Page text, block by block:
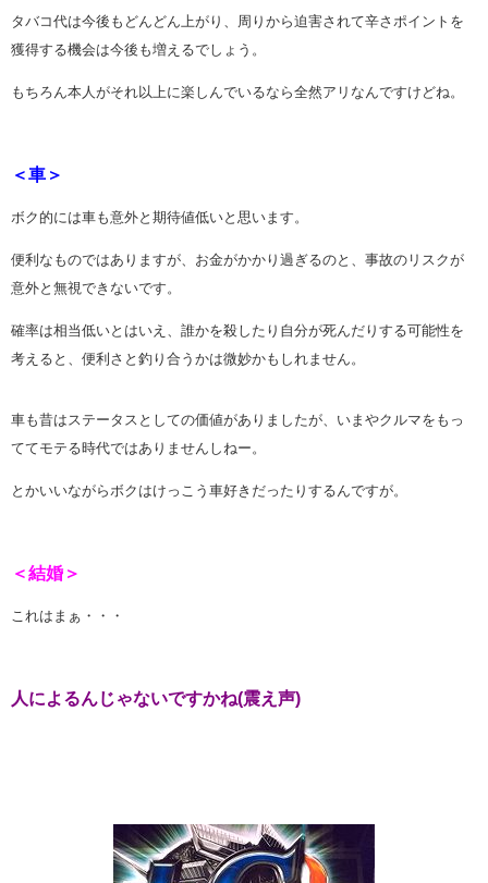
タバコ代は今後もどんどん上がり、周りから迫害されて辛さポイントを
獲得する機会は今後も増えるでしょう。
もちろん本人がそれ以上に楽しんでいるなら全然アリなんですけどね。
＜車＞
ボク的には車も意外と期待値低いと思います。
便利なものではありますが、お金がかかり過ぎるのと、事故のリスクが
意外と無視できないです。
確率は相当低いとはいえ、誰かを殺したり自分が死んだりする可能性を
考えると、便利さと釣り合うかは微妙かもしれません。
車も昔はステータスとしての価値がありましたが、いまやクルマをもっ
ててモテる時代ではありませんしねー。
とかいいながらボクはけっこう車好きだったりするんですが。
＜結婚＞
これはまぁ・・・
人によるんじゃないですかね(震え声)